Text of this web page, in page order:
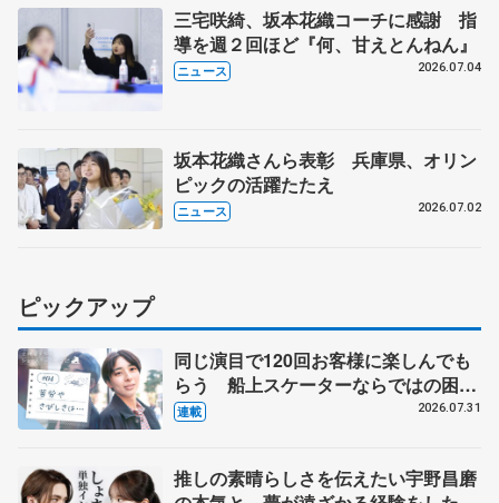
三宅咲綺、坂本花織コーチに感謝 指
導を週２回ほど『何、甘えとんねん』
ニュース 2026.07.04
坂本花織さんら表彰 兵庫県、オリン
ピックの活躍たたえ
ニュース 2026.07.02
ピックアップ
同じ演目で120回お客様に楽しんでも
らう 船上スケーターならではの困難
とは 影響あったPIW前キャプテン松
連載 2026.07.31
推しの素晴らしさを伝えたい宇野昌磨